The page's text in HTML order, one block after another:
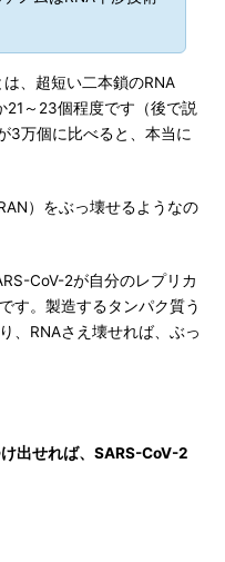
、超短い二本鎖のRNA
～23個程度です（後で説
3万個に比べると、本当に
）をぶっ壊せるようなの
CoV-2が自分のレプリカ
す。製造するタンパク質う
、RNAさえ壊せれば、ぶっ
出せれば、SARS-CoV-2